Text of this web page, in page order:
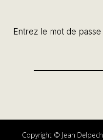
Entrez le mot de
Copyright © Jean